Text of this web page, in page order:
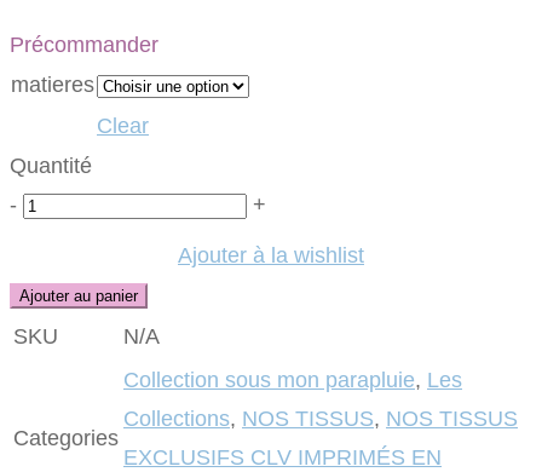
Précommander
matieres
Clear
Quantité
- Quantité +
Ajouter à la wishlist
Ajouter au panier
SKU N/A
Categories
Collection sous mon parapluie, Les
Collections, NOS TISSUS, NOS TISSUS
EXCLUSIFS CLV IMPRIMÉS EN